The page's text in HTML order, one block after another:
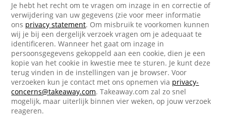
Je hebt het recht om te vragen om inzage in en correctie of
verwijdering van uw gegevens (zie voor meer informatie
ons privacy statement. Om misbruik te voorkomen kunnen
wij je bij een dergelijk verzoek vragen om je adequaat te
identificeren. Wanneer het gaat om inzage in
persoonsgegevens gekoppeld aan een cookie, dien je een
kopie van het cookie in kwestie mee te sturen. Je kunt deze
terug vinden in de instellingen van je browser. Voor
verzoeken kun je contact met ons opnemen via privacy-
concerns@takeaway.com. Takeaway.com zal zo snel
mogelijk, maar uiterlijk binnen vier weken, op jouw verzoek
reageren.